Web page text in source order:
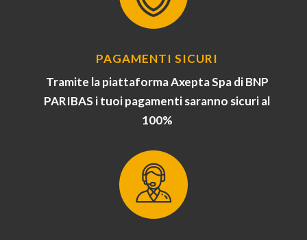
PAGAMENTI SICURI
Tramite la piattaforma Axepta Spa di BNP
PARIBAS i tuoi pagamenti saranno sicuri al
100%